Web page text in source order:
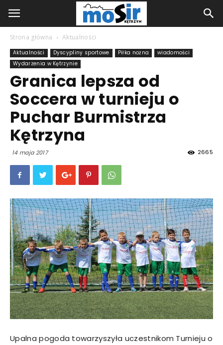
Strona główna Aktualności
Aktualności Dyscypliny sportowe Piłka nożna
wiadomości
Wydarzenia w Kętrzynie
Granica lepsza od
Soccera w turnieju o
Puchar Burmistrza
Kętrzyna
14 maja 2017 2665
Upalna pogoda towarzyszyła uczestnikom Turnieju o